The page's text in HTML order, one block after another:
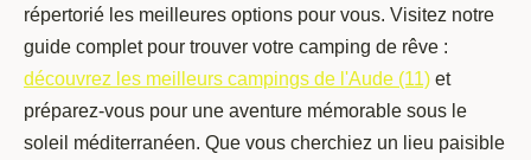
répertorié les meilleures options pour vous. Visitez notre
guide complet pour trouver votre camping de rêve :
découvrez les meilleurs campings de l'Aude (11) et
préparez-vous pour une aventure mémorable sous le
soleil méditerranéen. Que vous cherchiez un lieu paisible